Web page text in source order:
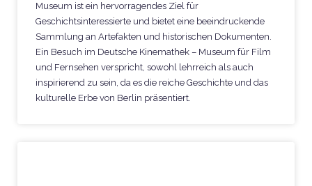
Museum ist ein hervorragendes Ziel für
Geschichtsinteressierte und bietet eine beeindruckende
Sammlung an Artefakten und historischen Dokumenten.
Ein Besuch im Deutsche Kinemathek – Museum für Film
und Fernsehen verspricht, sowohl lehrreich als auch
inspirierend zu sein, da es die reiche Geschichte und das
kulturelle Erbe von Berlin präsentiert.